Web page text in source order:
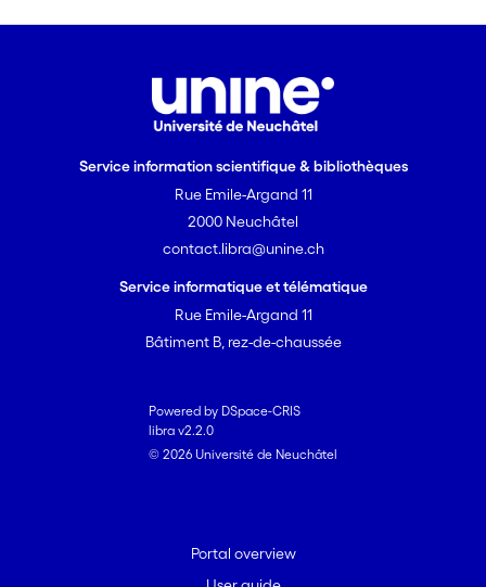
Service information scientifique & bibliothèques
Rue Emile-Argand 11
2000 Neuchâtel
contact.libra@unine.ch
Service informatique et télématique
Rue Emile-Argand 11
Bâtiment B, rez-de-chaussée
Powered by DSpace-CRIS
libra v2.2.0
© 2026 Université de Neuchâtel
Portal overview